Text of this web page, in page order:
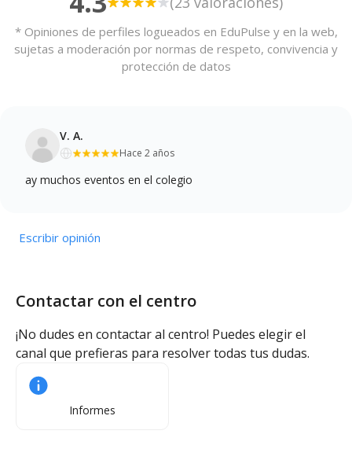
* Opiniones de perfiles logueados en EduPulse y en la web,
sujetas a moderación por normas de respeto, convivencia y
protección de datos
V. A.
Hace 2 años
ay muchos eventos en el colegio
Escribir opinión
Contactar con el centro
¡No dudes en contactar al centro! Puedes elegir el
canal que prefieras para resolver todas tus dudas.
Informes